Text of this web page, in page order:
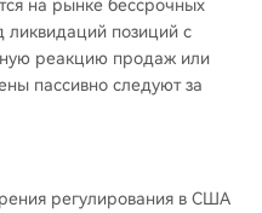
на рынке бессрочных
ликвидаций позиций с
реакцию продаж или
пассивно следуют за
регулирования в США